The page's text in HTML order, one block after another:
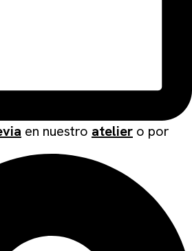
en nuestro atelier o por